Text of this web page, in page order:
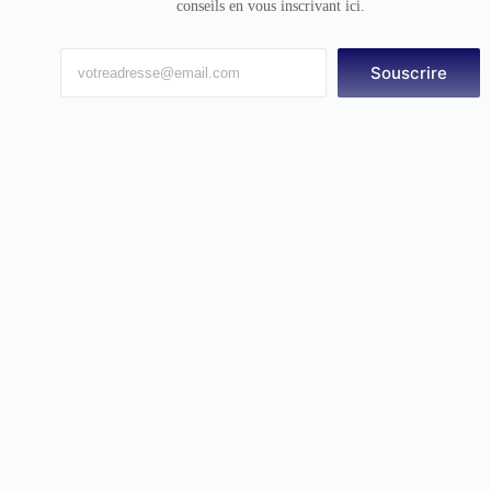
conseils en vous inscrivant ici.
Souscrire